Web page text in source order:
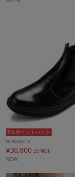
5％ポイントバック
RUNWALK
¥30,800 30%OFF
NEW